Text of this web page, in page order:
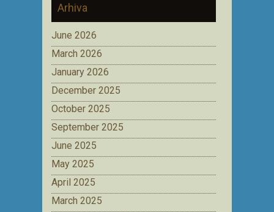
Arhiva
June 2026
March 2026
January 2026
December 2025
October 2025
September 2025
June 2025
May 2025
April 2025
March 2025